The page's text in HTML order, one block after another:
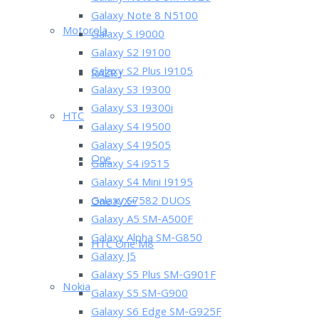
Motorola
RAZR i
HTC
One
One X/X+
HTC One M8
Nokia
Galaxy Note 8 N5100
Galaxy S I9000
Galaxy S2 I9100
Galaxy S2 Plus I9105
Galaxy S3 I9300
Galaxy S3 I9300i
Galaxy S4 I9500
Galaxy S4 I9505
Galaxy S4 i9515
Galaxy S4 Mini I9195
Galaxy S7582 DUOS
Galaxy A5 SM-A500F
Galaxy Alpha SM-G850
Galaxy J5
Galaxy S5 Plus SM-G901F
Galaxy S5 SM-G900
Galaxy S6 Edge SM-G925F